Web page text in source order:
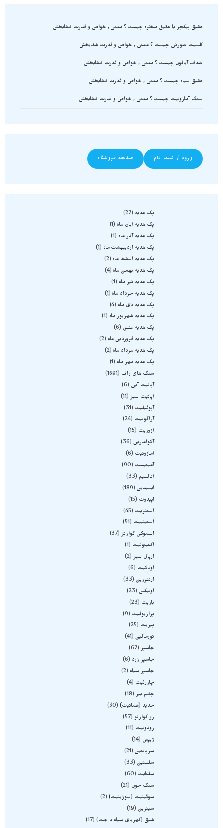
عقیق پیکچر یا عقیق منظره چیست ؟ معنی , خواص و قدرت شفابخش
کلسیت صورتی چیست ؟ معنی , خواص و قدرت شفابخش
صدف آبالون چیست ؟ معنی , خواص و قدرت شفابخش
عقیق سیاه چیست ؟ معنی , خواص و قدرت شفابخش
سنگ آمازونیت چیست ؟ معنی , خواص و قدرت شفابخش
ورود / ثبت نام صفحه فروشگاه
پک هدیه
27
پک هدیه آبان ماه
1
پک هدیه آذر ماه
1
پک هدیه اردیبهشت ماه
1
پک هدیه اسفند ماه
2
پک هدیه بهمن ماه
4
پک هدیه تیر ماه
1
پک هدیه خرداد ماه
1
پک هدیه دی ماه
4
پک هدیه شهریور ماه
1
پک هدیه عشق
6
پک هدیه فروردین ماه
2
پک هدیه مرداد ماه
2
پک هدیه مهر ماه
1
سنگ های راف
1691
آپاتیت آبی
6
آپاتیت سبز
11
آپوفیلیت
31
آراگونیت
24
آزوریت
15
آکوامارین 36
آمازونیت
6
آمیتیست
90
آنالسیم
33
ابسیدین 189
اپیدوت
15
استلریت
45
استیلبیت
51
اسموکی کوارتز
37
اکتینولیت
1
اوپال سبز
2
اوناکیت
6
اونتورین 33
اونیکس
23
باریت
23
پرازیولیت
9
پیریت
25
تورمالین 41
جاسپر
67
جاسپر زرد
6
جاسپر سیاه
2
چاروئیت
4
چشم ببر
18
حدید (هماتیت) 30
رز کوارتز
57
رودونیت
11
ژیپس
14
سرپانتین 21
سلستین 33
سلنایت
60
سنگ خون
21
سوگیلیت (سوژیلیت) 2
سیترین 19
شبق (کهربای سیاه یا جت) 17